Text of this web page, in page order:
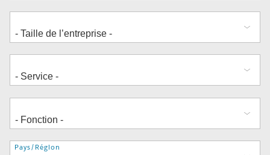
Adresse
Pays/Région